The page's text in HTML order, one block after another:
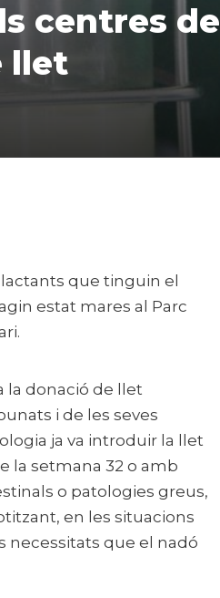
centres de
llet
lactants que tinguin el
estat mares al Parc
la donació de llet
i de les seves
ja va introduir la llet
la setmana 32 o amb
o patologies greus,
en les situacions
necessitats que el nadó